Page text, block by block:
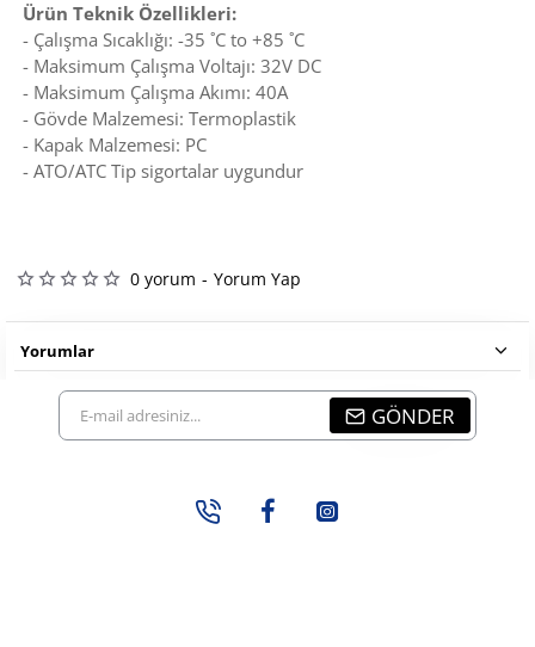
0 yorum - Yorum Yap
Ürün Teknik Özellikleri:
- Çalışma Sıcaklığı: -35 ˚C to +85 ˚C
- Maksimum Çalışma Voltajı: 32V DC
- Maksimum Çalışma Akımı: 40A
- Gövde Malzemesi: Termoplastik
- Kapak Malzemesi: PC
- ATO/ATC Tip sigortalar uygundur
Yorumlar
E-
mail
GÖNDER